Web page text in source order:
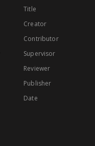
Title
Creator
Contributor
Supervisor
Reviewer
Publisher
Date